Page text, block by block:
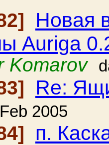
Новая
Auriga
Komarov
Re:
2005
п.